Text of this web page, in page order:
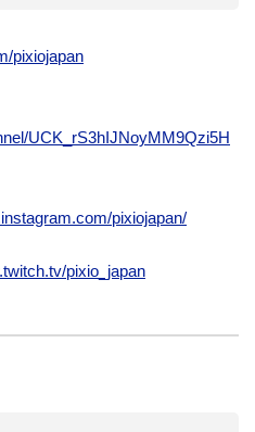
pixiojapan
UCK_rS3hIJNoyMM9Qzi5H
pixiojapan/
pixio_japan